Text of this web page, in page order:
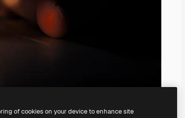
of cookies on your device to enhance site